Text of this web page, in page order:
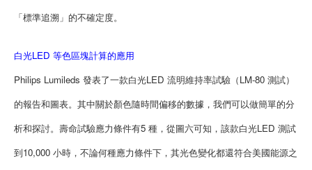
「標準追溯」的不確定度。
白光LED 等色區塊計算的應用
Philips Lumileds 發表了一款白光LED 流明維持率試驗（LM-80 測試）
的報告和圖表。其中關於顏色隨時間偏移的數據，我們可以做簡單的分
析和探討。壽命試驗應力條件有5 種，從圖六可知，該款白光LED 測試
到10,000 小時，不論何種應力條件下，其光色變化都還符合美國能源之